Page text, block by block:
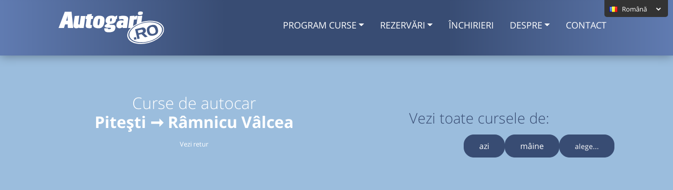
PROGRAM CURSE REZERVĂRI ÎNCHIRIERI DESPRE CONTACT
Curse de autocar
Pitești ➞ Râmnicu Vâlcea
Vezi retur
Vezi toate cursele de:
azi mâine alege...